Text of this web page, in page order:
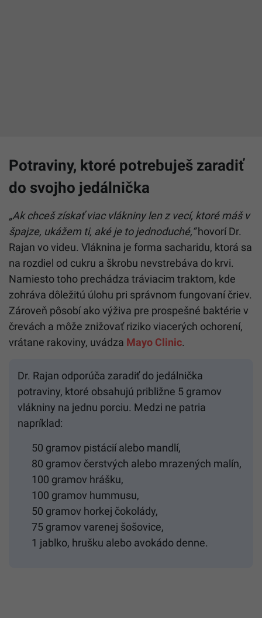
Potraviny, ktoré potrebuješ zaradiť
do svojho jedálnička
„Ak chceš získať viac vlákniny len z vecí, ktoré máš v
špajze, ukážem ti, aké je to jednoduché,“hovorí Dr.
Rajan vo videu. Vláknina je forma sacharidu, ktorá sa
na rozdiel od cukru a škrobu nevstrebáva do krvi.
Namiesto toho prechádza tráviacim traktom, kde
zohráva dôležitú úlohu pri správnom fungovaní čriev.
Zároveň pôsobí ako výživa pre prospešné baktérie v
črevách a môže znižovať riziko viacerých ochorení,
vrátane rakoviny, uvádza Mayo Clinic.
Dr. Rajan odporúča zaradiť do jedálnička
potraviny, ktoré obsahujú približne 5 gramov
vlákniny na jednu porciu. Medzi ne patria
napríklad:
50 gramov pistácií alebo mandlí,
80 gramov čerstvých alebo mrazených malín,
100 gramov hrášku,
100 gramov hummusu,
50 gramov horkej čokolády,
75 gramov varenej šošovice,
1 jablko, hrušku alebo avokádo denne.